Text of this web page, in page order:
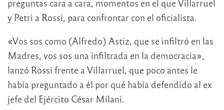
preguntas cara a cara, momentos en el que Villarruel
y Petri a Rossi, para confrontar con el oficialista.
«Vos sos como (Alfredo) Astiz, que se infiltró en las
Madres, vos sos una infiltrada en la democracia»,
lanzó Rossi frente a Villarruel, que poco antes le
había preguntado a él por qué había defendido al ex
jefe del Ejército César Milani.